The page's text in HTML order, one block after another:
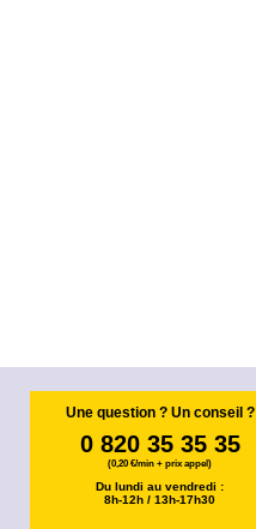
Une question ? Un conseil ?
0 820 35 35 35
(0,20 €/min + prix appel)
Du lundi au vendredi :
8h-12h / 13h-17h30